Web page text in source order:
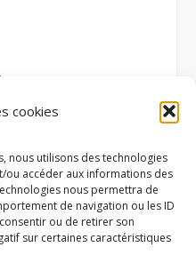
cookies
nous utilisons des technologies
ou accéder aux informations des
nous permettra de
de navigation ou les ID
ou de retirer son
sur certaines caractéristiques
?